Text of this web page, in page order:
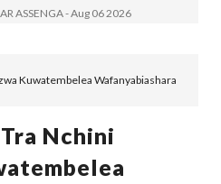
ASSENGA-Aug 06 2026
WAZIRI MAHUNDI ASHIRIKI
YAENDELEA KUTOA ELIMU YA
-Aug 05 2026
NGORONGORO
Kuwatembelea Wafanyabiashara
Nchini